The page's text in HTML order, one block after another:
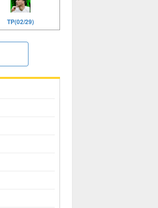
TP(02/29)